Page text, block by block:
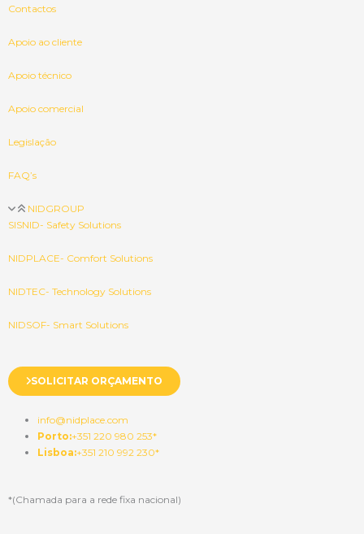
Contactos
Apoio ao cliente
Apoio técnico
Apoio comercial
Legislação
FAQ’s
NIDGROUP
SISNID- Safety Solutions
NIDPLACE- Comfort Solutions
NIDTEC- Technology Solutions
NIDSOF- Smart Solutions
SOLICITAR ORÇAMENTO
info@nidplace.com
Porto:+351 220 980 253*
Lisboa:+351 210 992 230*
*(Chamada para a rede fixa nacional)